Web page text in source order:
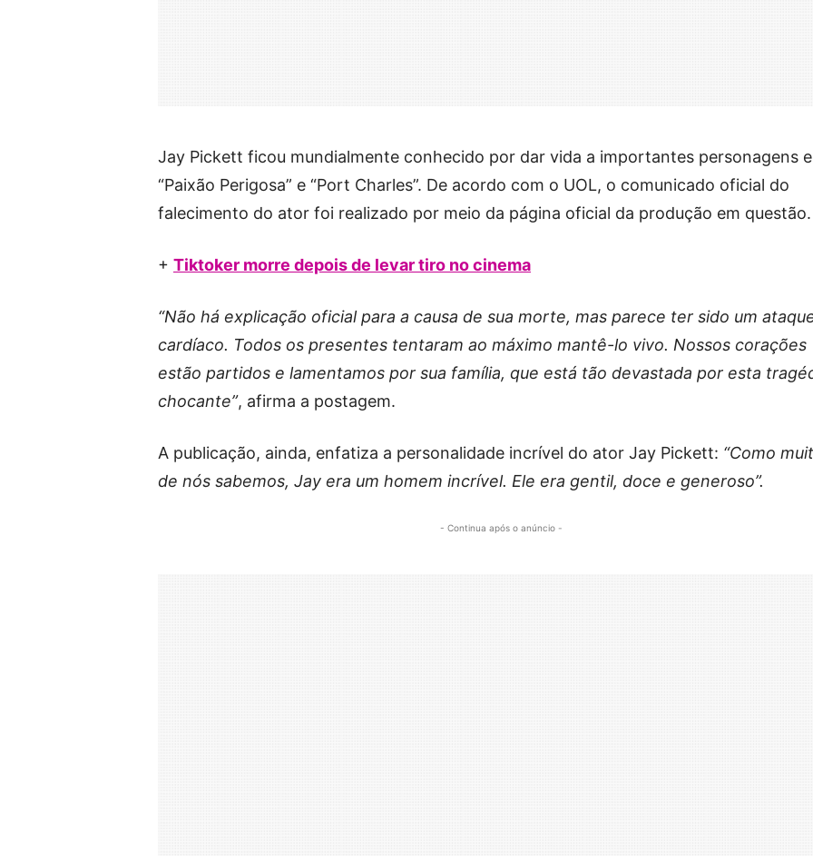
Jay Pickett ficou mundialmente conhecido por dar vida a importantes personagens
“Paixão Perigosa” e “Port Charles”. De acordo com o UOL, o comunicado oficial do
falecimento do ator foi realizado por meio da página oficial da produção em questão.
+ Tiktoker morre depois de levar tiro no cinema
“Não há explicação oficial para a causa de sua morte, mas parece ter sido um
cardíaco. Todos os presentes tentaram ao máximo mantê-lo vivo. Nossos corações
estão partidos e lamentamos por sua família, que está tão devastada por esta
chocante”, afirma a postagem.
A publicação, ainda, enfatiza a personalidade incrível do ator Jay Pickett: “Como
de nós sabemos, Jay era um homem incrível. Ele era gentil, doce e generoso”.
- Continua após o anúncio -